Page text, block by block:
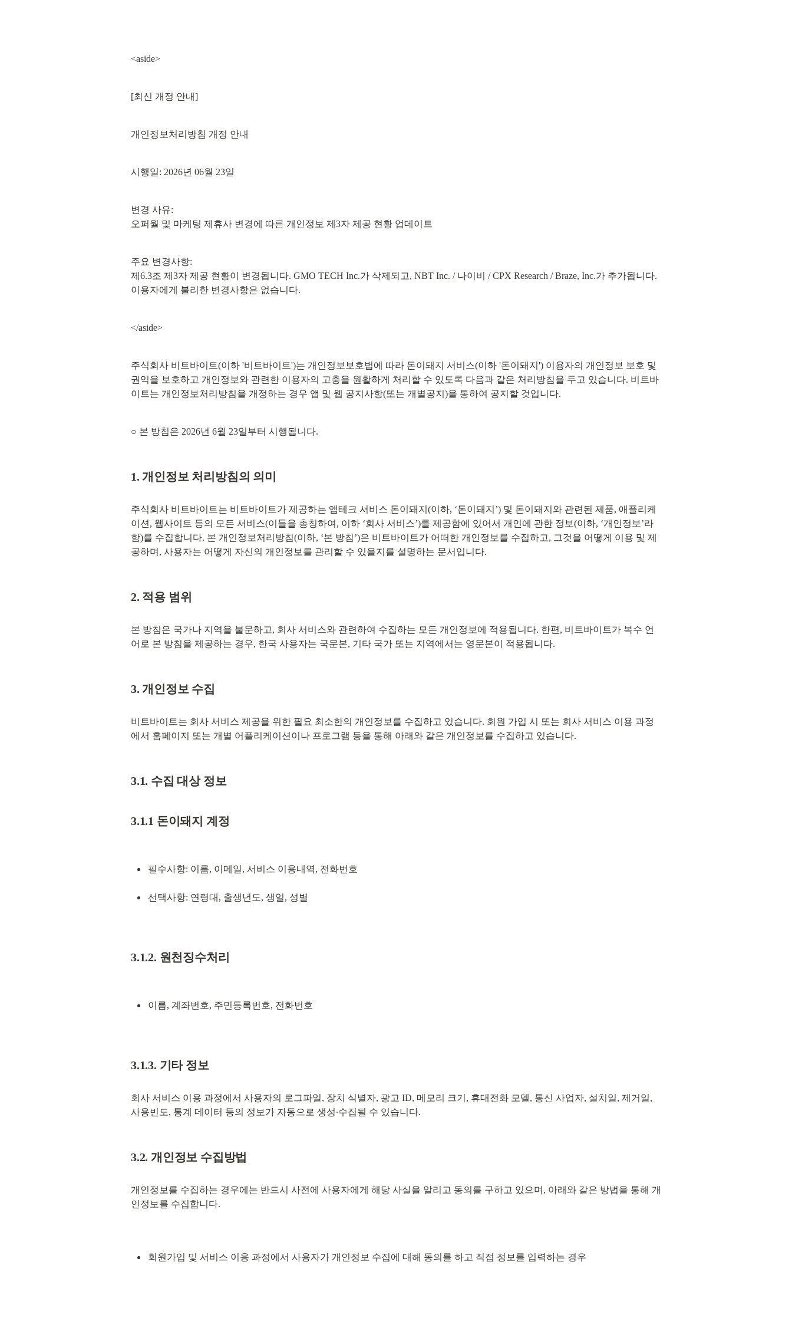
<aside>
[최신 개정 안내]
개인정보처리방침 개정 안내
시행일: 2026년 06월 23일
변경 사유:
오퍼월 및 마케팅 제휴사 변경에 따른 개인정보 제3자 제공 현황 업데이트
주요 변경사항:
제6.3조 제3자 제공 현황이 변경됩니다. GMO TECH Inc.가 삭제되고, NBT Inc. / 나이비 / CPX Research / Braze, Inc.가 추가됩니다.
이용자에게 불리한 변경사항은 없습니다.
</aside>
주식회사 비트바이트(이하 '비트바이트')는 개인정보보호법에 따라 돈이돼지 서비스(이하 '돈이돼지') 이용자의 개인정보 보호 및
권익을 보호하고 개인정보와 관련한 이용자의 고충을 원활하게 처리할 수 있도록 다음과 같은 처리방침을 두고 있습니다. 비트바
이트는 개인정보처리방침을 개정하는 경우 앱 및 웹 공지사항(또는 개별공지)을 통하여 공지할 것입니다.
○ 본 방침은 2026년 6월 23일부터 시행됩니다.
1. 개인정보 처리방침의 의미
주식회사 비트바이트는 비트바이트가 제공하는 앱테크 서비스 돈이돼지(이하, ‘돈이돼지’) 및 돈이돼지와 관련된 제품, 애플리케
이션, 웹사이트 등의 모든 서비스(이들을 총칭하여, 이하 ‘회사 서비스’)를 제공함에 있어서 개인에 관한 정보(이하, ‘개인정보’라
함)를 수집합니다. 본 개인정보처리방침(이하, ‘본 방침’)은 비트바이트가 어떠한 개인정보를 수집하고, 그것을 어떻게 이용 및 제
공하며, 사용자는 어떻게 자신의 개인정보를 관리할 수 있을지를 설명하는 문서입니다.
2. 적용 범위
본 방침은 국가나 지역을 불문하고, 회사 서비스와 관련하여 수집하는 모든 개인정보에 적용됩니다. 한편, 비트바이트가 복수 언
어로 본 방침을 제공하는 경우, 한국 사용자는 국문본, 기타 국가 또는 지역에서는 영문본이 적용됩니다.
3. 개인정보 수집
비트바이트는 회사 서비스 제공을 위한 필요 최소한의 개인정보를 수집하고 있습니다. 회원 가입 시 또는 회사 서비스 이용 과정
에서 홈페이지 또는 개별 어플리케이션이나 프로그램 등을 통해 아래와 같은 개인정보를 수집하고 있습니다.
3.1. 수집 대상 정보
3.1.1 돈이돼지 계정
필수사항: 이름, 이메일, 서비스 이용내역, 전화번호
선택사항: 연령대, 출생년도, 생일, 성별
3.1.2. 원천징수처리
이름, 계좌번호, 주민등록번호, 전화번호
3.1.3. 기타 정보
회사 서비스 이용 과정에서 사용자의 로그파일, 장치 식별자, 광고 ID, 메모리 크기, 휴대전화 모델, 통신 사업자, 설치일, 제거일,
사용빈도, 통계 데이터 등의 정보가 자동으로 생성∙수집될 수 있습니다.
3.2. 개인정보 수집방법
개인정보를 수집하는 경우에는 반드시 사전에 사용자에게 해당 사실을 알리고 동의를 구하고 있으며, 아래와 같은 방법을 통해 개
인정보를 수집합니다.
회원가입 및 서비스 이용 과정에서 사용자가 개인정보 수집에 대해 동의를 하고 직접 정보를 입력하는 경우